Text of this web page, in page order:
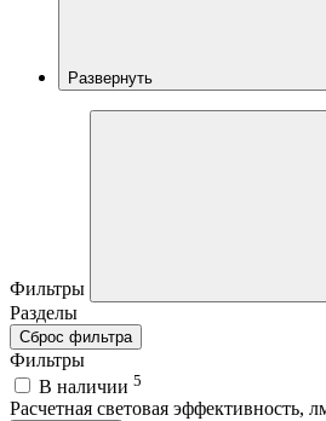
Развернуть
Фильтры
Разделы
Сброс фильтра
Фильтры
В наличии 5
Расчетная световая эффективность,